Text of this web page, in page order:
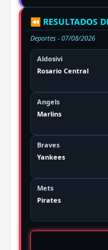
⏪ RESULTADOS
Deportes - 07/08/2026
Aldosivi
Rosario Central
Angels
Marlins
Braves
Yankees
Mets
Pirates